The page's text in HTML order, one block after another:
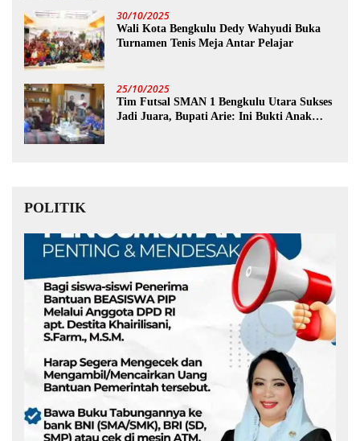
30/10/2025
Wali Kota Bengkulu Dedy Wahyudi Buka
Turnamen Tenis Meja Antar Pelajar
25/10/2025
Tim Futsal SMAN 1 Bengkulu Utara Sukses
Jadi Juara, Bupati Arie: Ini Bukti Anak
POLITIK